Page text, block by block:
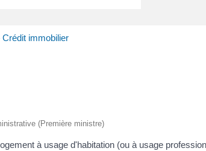
Crédit immobilier
(Première ministre)
à usage d'habitation (ou à usage